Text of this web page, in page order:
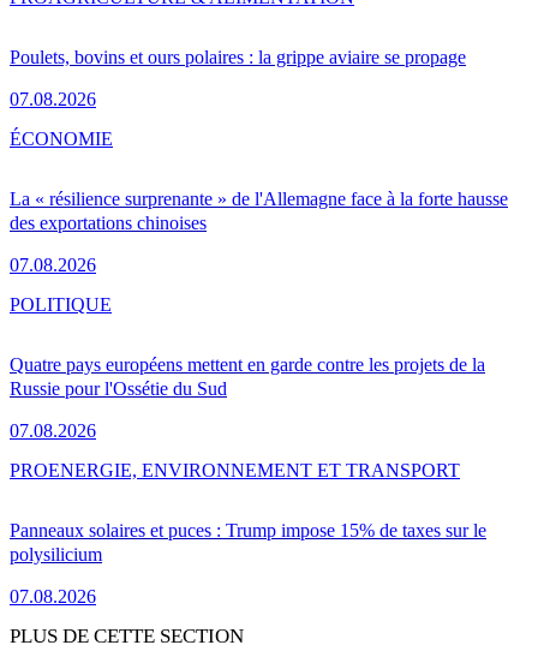
Poulets, bovins et ours polaires : la grippe aviaire se propage
07.08.2026
La « résilience surprenante » de l'Allemagne face à la forte hausse
des exportations chinoises
07.08.2026
ÉCONOMIE
Quatre pays européens mettent en garde contre les projets de la
Russie pour l'Ossétie du Sud
07.08.2026
POLITIQUE
Panneaux solaires et puces : Trump impose 15% de taxes sur le
polysilicium
07.08.2026
PROENERGIE, ENVIRONNEMENT ET TRANSPORT
PLUS DE CETTE SECTION